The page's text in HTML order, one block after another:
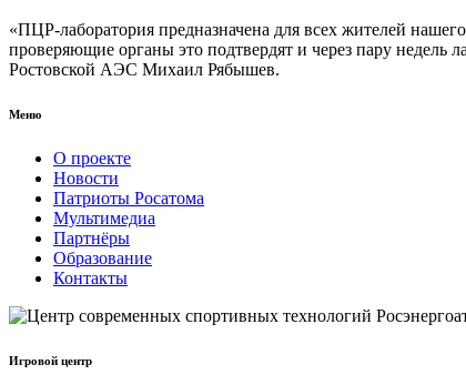
«ПЦР-лаборатория предназначена для всех жителей
проверяющие органы это подтвердят и через пару недель
Ростовской АЭС Михаил Рябышев.
Меню
О проекте
Новости
Патриоты Росатома
Мультимедиа
Партнёры
Образование
Контакты
Игровой центр